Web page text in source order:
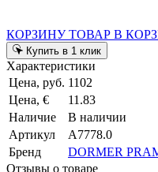
КОРЗИНУ ТОВАР В
Купить в 1 клик
Характеристики
Цена, руб. 1102
Цена, €
11.83
Наличие
В наличии
Артикул
A7778.0
Бренд
DORMER
Отзывы о товаре